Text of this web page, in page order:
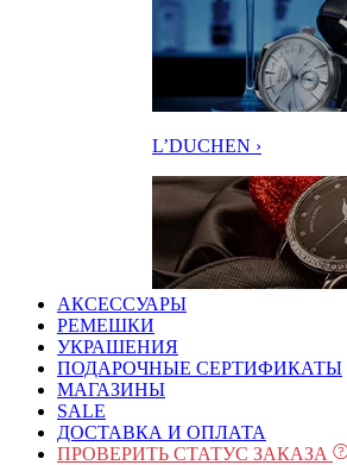
L’DUCHEN ›
АКСЕССУАРЫ
РЕМЕШКИ
УКРАШЕНИЯ
ПОДАРОЧНЫЕ СЕРТИФИКАТЫ
МАГАЗИНЫ
SALE
ДОСТАВКА И ОПЛАТА
ПРОВЕРИТЬ СТАТУС ЗАКАЗА